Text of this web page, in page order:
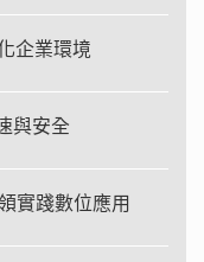
企業環境
與安全
實踐數位應用